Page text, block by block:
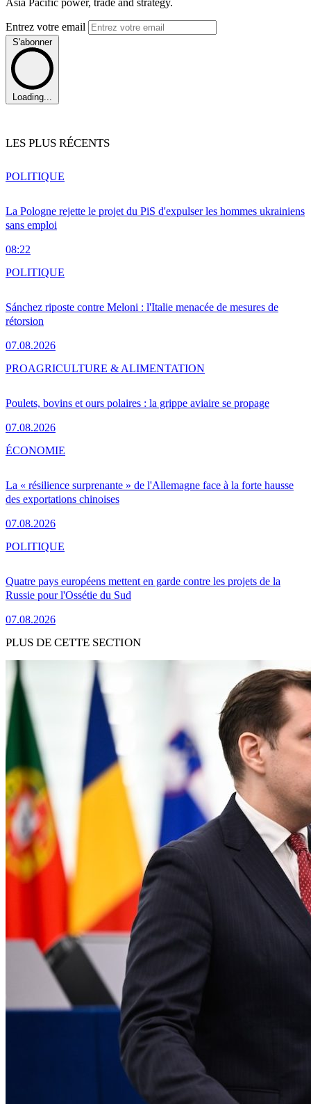
Entrez votre email
S'abonner
Loading...
LES PLUS RÉCENTS
La Pologne rejette le projet du PiS d'expulser les hommes ukrainiens
sans emploi
08:22
POLITIQUE
Sánchez riposte contre Meloni : l'Italie menacée de mesures de
rétorsion
07.08.2026
POLITIQUE
Poulets, bovins et ours polaires : la grippe aviaire se propage
07.08.2026
PROAGRICULTURE & ALIMENTATION
La « résilience surprenante » de l'Allemagne face à la forte hausse
des exportations chinoises
07.08.2026
ÉCONOMIE
Quatre pays européens mettent en garde contre les projets de la
Russie pour l'Ossétie du Sud
07.08.2026
POLITIQUE
PLUS DE CETTE SECTION